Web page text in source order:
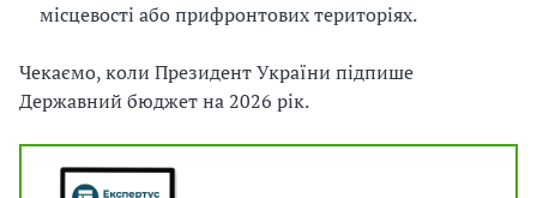
місцевості або прифронтових територіях.
Чекаємо, коли Президент України підпише
Державний бюджет на 2026 рік.